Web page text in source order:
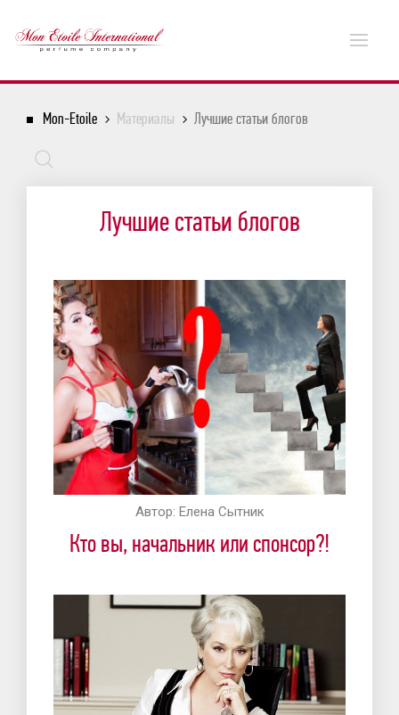
Mon-Etoile Материалы Лучшие статьи блогов
Лучшие статьи блогов
Автор: Елена Сытник
Кто вы, начальник или спонсор?!